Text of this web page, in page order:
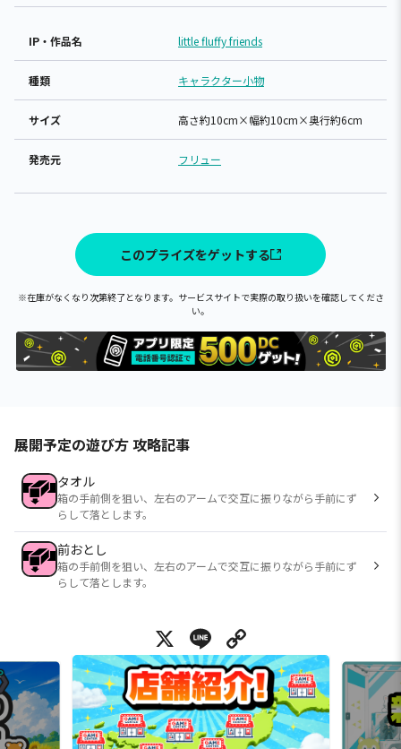
IP・作品名 little fluffy friends
種類 キャラクター小物
サイズ 高さ約10cm×幅約10cm×奥行約6cm
発売元 フリュー
このプライズをゲットする
※在庫がなくなり次第終了となります。サービスサイトで実際の取り扱いを確認してくださ
い。
展開予定の遊び方 攻略記事
タオル
箱の手前側を狙い、左右のアームで交互に振りながら手前にず
らして落とします。
前おとし
箱の手前側を狙い、左右のアームで交互に振りながら手前にず
らして落とします。
X Line